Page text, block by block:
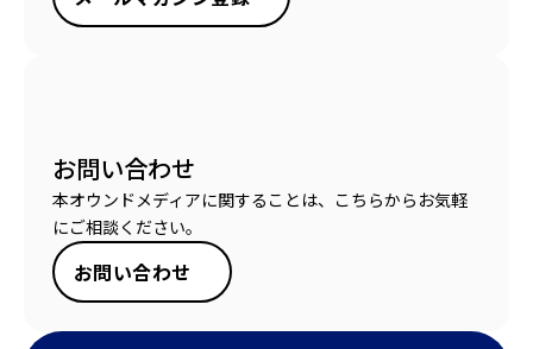
お問い合わせ
本オウンドメディアに関することは、こちらからお気軽
にご相談ください。
お問い合わせ